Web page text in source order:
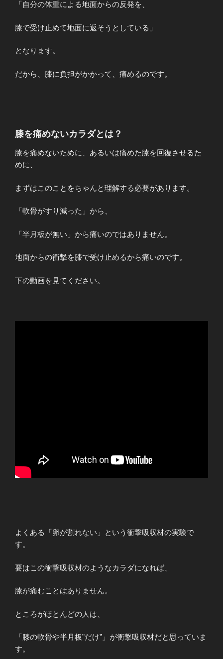
「自分の体重による地面からの反発を、
膝で受け止めて地面に返そうとしている」
となります。
だから、膝に負担がかかって、痛めるのです。
膝を痛めないカラダとは？
膝を痛めないために、あるいは痛めた膝を回復させるた
めに、
まずはこのことをちゃんと理解する必要があります。
「軟骨がすり減った」から、
「半月板が無い」から痛いのではありません。
地面からの衝撃を膝で受け止めるから痛いのです。
下の動画を見てください。
よくある「卵が割れない」という衝撃吸収材の実験で
す。
要はこの衝撃吸収材のようなカラダになれば、
膝が痛むことはありません。
ところがほとんどの人は、
「膝の軟骨や半月板”だけ”」が衝撃吸収材だと思っていま
す。